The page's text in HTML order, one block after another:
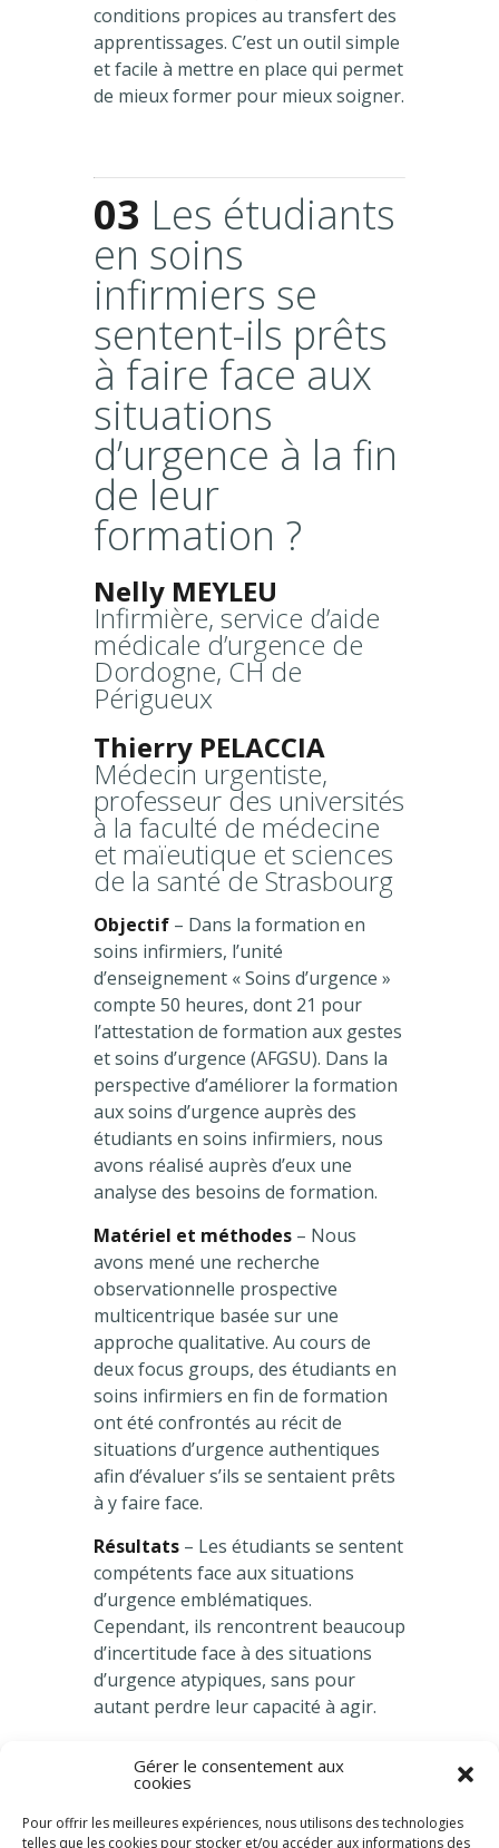
Gérer le consentement aux
cookies
Pour offrir les meilleures expériences, nous utilisons des technologies
telles que les cookies pour stocker et/ou accéder aux informations des
conditions propices au transfert des
apprentissages. C’est un outil simple
et facile à mettre en place qui permet
de mieux former pour mieux soigner.
03 Les étudiants
en soins
infirmiers se
sentent-ils prêts
à faire face aux
situations
d’urgence à la fin
de leur
formation ?
Nelly MEYLEU
Infirmière, service d’aide
médicale d’urgence de
Dordogne, CH de
Périgueux
Thierry PELACCIA
Médecin urgentiste,
professeur des universités
à la faculté de médecine
et maïeutique et sciences
de la santé de Strasbourg
Objectif – Dans la formation en
soins infirmiers, l’unité
d’enseignement « Soins d’urgence »
compte 50 heures, dont 21 pour
l’attestation de formation aux gestes
et soins d’urgence (AFGSU). Dans la
perspective d’améliorer la formation
aux soins d’urgence auprès des
étudiants en soins infirmiers, nous
avons réalisé auprès d’eux une
analyse des besoins de formation.
Matériel et méthodes – Nous
avons mené une recherche
observationnelle prospective
multicentrique basée sur une
approche qualitative. Au cours de
deux focus groups, des étudiants en
soins infirmiers en fin de formation
ont été confrontés au récit de
situations d’urgence authentiques
afin d’évaluer s’ils se sentaient prêts
à y faire face.
Résultats – Les étudiants se sentent
compétents face aux situations
d’urgence emblématiques.
Cependant, ils rencontrent beaucoup
d’incertitude face à des situations
d’urgence atypiques, sans pour
autant perdre leur capacité à agir.
formation ont été identifiés,
recommandations avec des